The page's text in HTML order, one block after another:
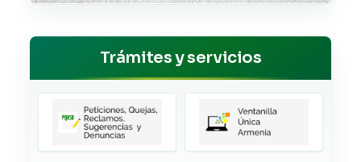
Trámites y servicios